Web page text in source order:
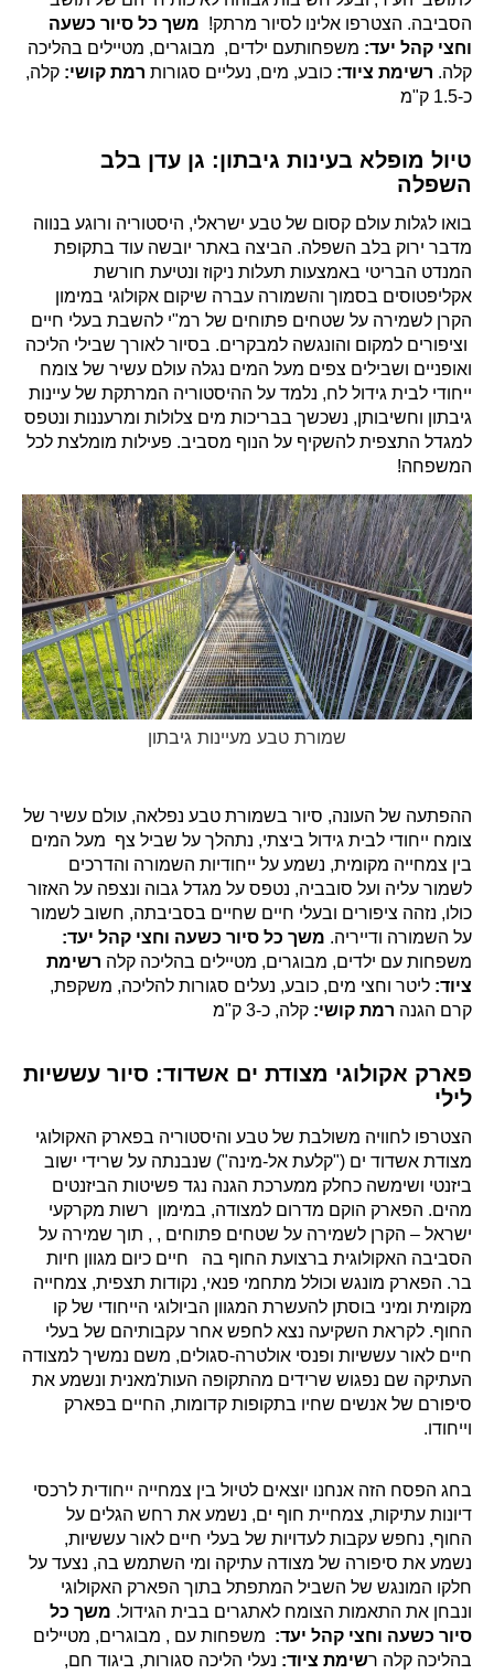
הסביבה. הצטרפו אלינו לסיור מרתק! משך כל סיור כשעה
וחצי קהל יעד: משפחותעם ילדים, מבוגרים, מטיילים בהליכה
קלה. רשימת ציוד: כובע, מים, נעליים סגורות רמת קושי: קלה,
כ-1.5 ק"מ
טיול מופלא בעינות גיבתון: גן עדן בלב
השפלה
בואו לגלות עולם קסום של טבע ישראלי, היסטוריה ורוגע בנווה
מדבר ירוק בלב השפלה. הביצה באתר יובשה עוד בתקופת
המנדט הבריטי באמצעות תעלות ניקוז ונטיעת חורשת
אקליפטוסים בסמוך והשמורה עברה שיקום אקולוגי במימון
הקרן לשמירה על שטחים פתוחים של רמ"י להשבת בעלי חיים
וציפורים למקום והונגשה למבקרים. בסיור לאורך שבילי הליכה
ואופניים ושבילים צפים מעל המים נגלה עולם עשיר של צומח
ייחודי לבית גידול לח, נלמד על ההיסטוריה המרתקת של עיינות
גיבתון וחשיבותן, נשכשך בבריכות מים צלולות ומרעננות ונטפס
למגדל התצפית להשקיף על הנוף מסביב. פעילות מומלצת לכל
המשפחה!
שמורת טבע מעיינות גיבתון
ההפתעה של העונה, סיור בשמורת טבע נפלאה, עולם עשיר של
צומח ייחודי לבית גידול ביצתי, נתהלך על שביל צף מעל המים
בין צמחייה מקומית, נשמע על ייחודיות השמורה והדרכים
לשמור עליה ועל סובביה, נטפס על מגדל גבוה ונצפה על האזור
כולו, נזהה ציפורים ובעלי חיים שחיים בסביבתה, חשוב לשמור
על השמורה ודייריה. משך כל סיור כשעה וחצי קהל יעד:
משפחות עם ילדים, מבוגרים, מטיילים בהליכה קלה רשימת
ציוד: ליטר וחצי מים, כובע, נעלים סגורות להליכה, משקפת,
קרם הגנה רמת קושי: קלה, כ-3 ק"מ
פארק אקולוגי מצודת ים אשדוד: סיור עששיות
לילי
הצטרפו לחוויה משולבת של טבע והיסטוריה בפארק האקולוגי
מצודת אשדוד ים ("קלעת אל-מינה") שנבנתה על שרידי ישוב
ביזנטי ושימשה כחלק ממערכת הגנה נגד פשיטות הביזנטים
מהים. הפארק הוקם מדרום למצודה, במימון רשות מקרקעי
ישראל – הקרן לשמירה על שטחים פתוחים , , תוך שמירה על
הסביבה האקולוגית ברצועת החוף בה חיים כיום מגוון חיות
בר. הפארק מונגש וכולל מתחמי פנאי, נקודות תצפית, צמחייה
מקומית ומיני בוסתן להעשרת המגוון הביולוגי הייחודי של קו
החוף. לקראת השקיעה נצא לחפש אחר עקבותיהם של בעלי
חיים לאור עששיות ופנסי אולטרה-סגולים, משם נמשיך למצודה
העתיקה שם נפגוש שרידים מהתקופה העות'מאנית ונשמע את
סיפורם של אנשים שחיו בתקופות קדומות, החיים בפארק
וייחודו.
בחג הפסח הזה אנחנו יוצאים לטיול בין צמחייה ייחודית לרכסי
דיונות עתיקות, צמחיית חוף ים, נשמע את רחש הגלים על
החוף, נחפש עקבות לעדויות של בעלי חיים לאור עששיות,
נשמע את סיפורה של מצודה עתיקה ומי השתמש בה, נצעד על
חלקו המונגש של השביל המתפתל בתוך הפארק האקולוגי
ונבחן את התאמות הצומח לאתגרים בבית הגידול. משך כל
סיור כשעה וחצי קהל יעד: משפחות עם , מבוגרים, מטיילים
בהליכה קלה רשימת ציוד: נעלי הליכה סגורות, ביגוד חם,